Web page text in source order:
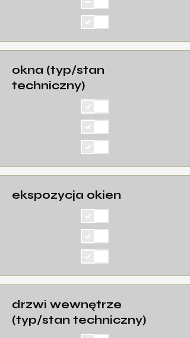
okna (typ/stan
techniczny)
ekspozycja okien
drzwi wewnętrze
(typ/stan techniczny)